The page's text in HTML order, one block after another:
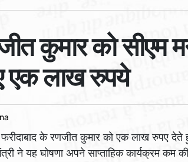
कुमार को सीएम
एक लाख रुपये
फरीदाबाद के रणजीत कुमार को एक लाख रुपए
ने यह घोषणा अपने साप्ताहिक कार्यक्रम कम की